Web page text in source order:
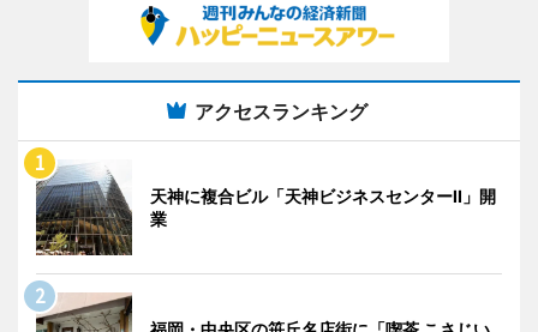
アクセスランキング
天神に複合ビル「天神ビジネスセンターII」開
業